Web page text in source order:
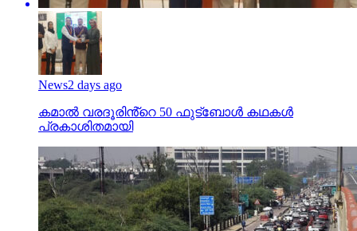
കമാൽ വരദൂരിൻ്റെ 50 ഫുട്ബോൾ കഥകൾ
പ്രകാശിതമായി